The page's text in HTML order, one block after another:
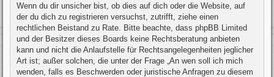
Wenn du dir unsicher bist, ob dies auf dich oder die Website, auf
der du dich zu registrieren versuchst, zutrifft, ziehe einen
rechtlichen Beistand zu Rate. Bitte beachte, dass phpBB Limited
und der Besitzer dieses Boards keine Rechtsberatung anbieten
kann und nicht die Anlaufstelle für Rechtsangelegenheiten jeglicher
Art ist; außer solchen, die unter der Frage „An wen soll ich mich
wenden, falls es Beschwerden oder juristische Anfragen zu diesem